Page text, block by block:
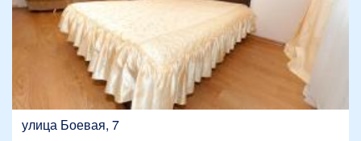
улица Боевая, 7